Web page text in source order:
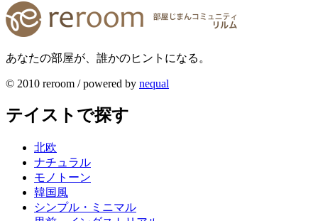
あなたの部屋が、誰かのヒントになる。
© 2010 reroom / powered by nequal
テイストで探す
北欧
ナチュラル
モノトーン
韓国風
シンプル・ミニマル